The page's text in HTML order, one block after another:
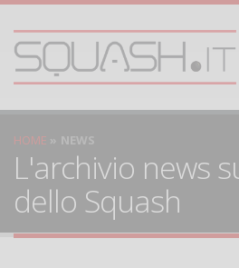
HOME NEWS
L'archivio news
dello Squash